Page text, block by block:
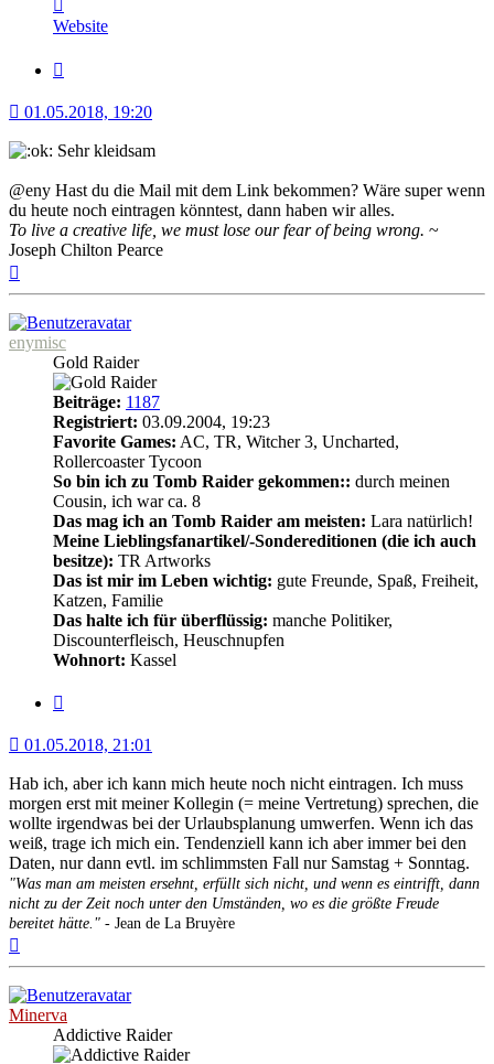
von
Minerva
Website
01.05.2018, 19:20
Sehr kleidsam
@eny Hast du die Mail mit dem Link bekommen? Wäre super wenn
du heute noch eintragen könntest, dann haben wir alles.
To live a creative life, we must lose our fear of being wrong. ~
Joseph Chilton Pearce
enymisc
Gold Raider
Beiträge: 1187
Registriert: 03.09.2004, 19:23
Favorite Games: AC, TR, Witcher 3, Uncharted,
Rollercoaster Tycoon
So bin ich zu Tomb Raider gekommen:: durch meinen
Cousin, ich war ca. 8
Das mag ich an Tomb Raider am meisten: Lara natürlich!
Meine Lieblingsfanartikel/-Sondereditionen (die ich auch
besitze): TR Artworks
Das ist mir im Leben wichtig: gute Freunde, Spaß, Freiheit,
Katzen, Familie
Das halte ich für überflüssig: manche Politiker,
Discounterfleisch, Heuschnupfen
Wohnort: Kassel
01.05.2018, 21:01
Hab ich, aber ich kann mich heute noch nicht eintragen. Ich muss
morgen erst mit meiner Kollegin (= meine Vertretung) sprechen, die
wollte irgendwas bei der Urlaubsplanung umwerfen. Wenn ich das
weiß, trage ich mich ein. Tendenziell kann ich aber immer bei den
Daten, nur dann evtl. im schlimmsten Fall nur Samstag + Sonntag.
"Was man am meisten ersehnt, erfüllt sich nicht, und wenn es eintrifft, dann
nicht zu der Zeit noch unter den Umständen, wo es die größte Freude
bereitet hätte." - Jean de La Bruyère
Minerva
Addictive Raider